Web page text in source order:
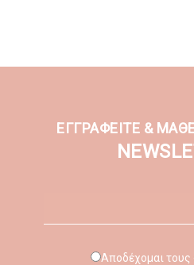
ΕΓΓΡΑΦΕΙΤΕ &
Αποδέχομαι τους